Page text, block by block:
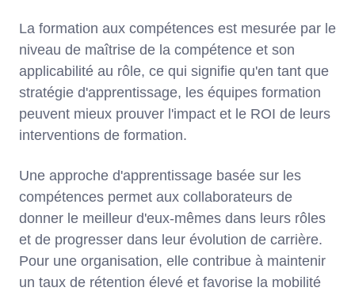
La formation aux compétences est mesurée par le
niveau de maîtrise de la compétence et son
applicabilité au rôle, ce qui signifie qu'en tant que
stratégie d'apprentissage, les équipes formation
peuvent mieux prouver l'impact et le ROI de leurs
interventions de formation.
Une approche d'apprentissage basée sur les
compétences permet aux collaborateurs de
donner le meilleur d'eux-mêmes dans leurs rôles
et de progresser dans leur évolution de carrière.
Pour une organisation, elle contribue à maintenir
un taux de rétention élevé et favorise la mobilité